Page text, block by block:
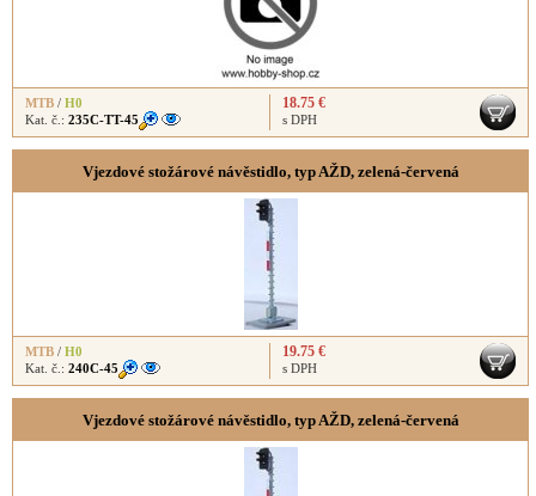
MTB / H0
Kat. č.: 235C-TT-45
18.75 €
s DPH
Vjezdové stožárové návěstidlo, typ AŽD, zelená-červená
MTB / H0
Kat. č.: 240C-45
19.75 €
s DPH
Vjezdové stožárové návěstidlo, typ AŽD, zelená-červená